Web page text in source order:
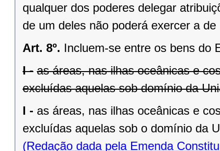
qualquer dos poderes delegar
de um deles não poderá exercer a de
Art. 8º. Incluem-se entre os bens do
I - as áreas, nas ilhas oceânicas e
excluídas aquelas sob domínio da
I - as áreas, nas ilhas oceânicas e
excluídas aquelas sob o domínio da
(Redação dada pela Emenda